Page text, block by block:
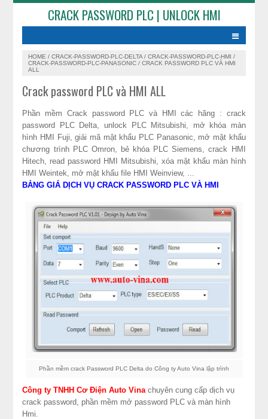
CRACK PASSWORD PLC | UNLOCK HMI
HOME /CRACK-PASSWORD-PLC-DELTA /CRACK-PASSWORD-PLC-HMI /
CRACK-PASSWORD-PLC-PANASONIC /CRACK PASSWORD PLC VÀ HMI
ALL
Crack password PLC và HMI ALL
Phần mềm Crack password PLC và HMI các hãng : crack
password PLC Delta, unlock PLC Mitsubishi, mở khóa màn
hình HMI Fuji, giải mã mật khẩu PLC Panasonic, mở mật khẩu
chương trình PLC Omron, bẻ khóa PLC Siemens, crack HMI
Hitech, read password HMI Mitsubishi, xóa mật khẩu màn hình
HMI Weintek, mở mật khẩu file HMI Weinview, ...
BẢNG GIÁ DỊCH VỤ CRACK PASSWORD PLC VÀ HMI
Phần mềm crack Password PLC Delta do Công ty Auto Vina lập trình
Công ty TNHH Cơ Điện Auto Vina chuyên cung cấp dịch vụ
crack password, phần mềm mở password PLC và màn hình
Hmi.